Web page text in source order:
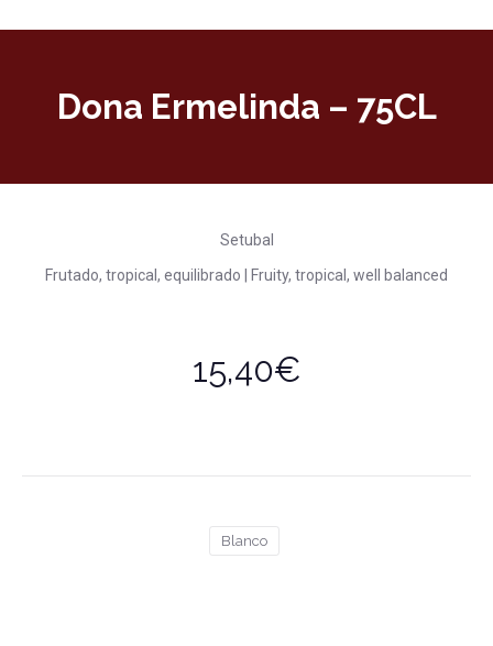
Dona Ermelinda – 75CL
Setubal
Frutado, tropical, equilibrado | Fruity, tropical, well balanced
15,40€
Blanco